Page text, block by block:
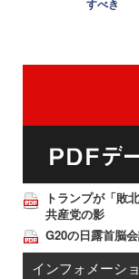
すべき
トランプが「敗
共産党の影
G20の日露首脳
インフォメーシ